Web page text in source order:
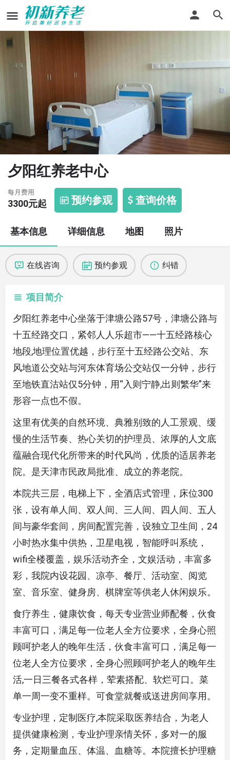
夕阳红养老中心
每月费用
3300元起 预约参观 查询价格
基本信息 详细信息 地图 照片
在线咨询 预约参观 纠错
项目简介
夕阳红养老中心坐落于津塘公路57号，津塘公路与
十五经路交口，紧邻人人乐超市――十五经路核心
地段,地理位置优越，步行至十五经路公交站、东
风地道公交站与河东体育场公交站仅一分钟，步行
至地铁直沽站仅5分钟，用“入则宁静,出则繁华”来
形容一点也不假。
这里有优美的自然环境、典雅别致的人工景观、缓
慢的生活节奏、热心关切的护理员、浓厚的人文底
蕴融合现代化所带来的时代风尚，优质的适居养老
院。是天津市民政局批准、成立的养老院。
本院共三层，电梯上下，全酒店式管理，床位300
张，设有单人间、双人间、三人间、四人间、五人
间与豪华套间，房间配置完善，设独立卫生间，24
小时热水集中供热，卫星电视，智能呼叫系统，
wifi全楼覆盖，娱乐活动齐全，文娱活动，丰富多
彩，我院内设花园、凉亭、餐厅、活动室、阅览
室、音乐室、健身房、棋牌室等供老人休闲娱乐。
食疗养生，健康饮食，每天专业营业师配餐，伙食
丰富可口，满足每一位老人全方位要求，全身心照
顾呵护老人的晚年生活，伙食丰富可口，满足每一
位老人全方位要求，全身心照顾呵护老人的晚年生
活,一日三餐各式各样，荤素搭配、软烂可口。菜
单一周一变不重样。可食堂就餐或送进房间享用。
专业护理，定制医疗,本院采取医养结合，为老人
提供健康检测，专业护理亲情关怀，多对一的服
务，定期量血压、体温、血糖等。本院擅长护理糖